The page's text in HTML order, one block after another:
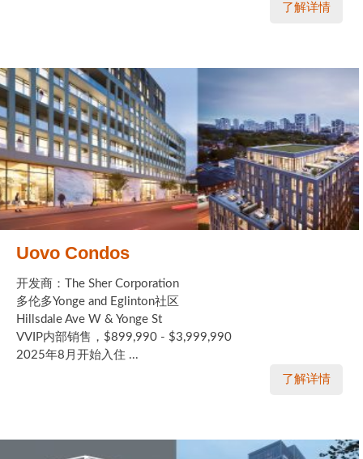
了解详情
Uovo Condos
开发商：The Sher Corporation
多伦多Yonge and Eglinton社区
Hillsdale Ave W & Yonge St
VVIP内部销售，$899,990 - $3,999,990
2025年8月开始入住 ...
了解详情